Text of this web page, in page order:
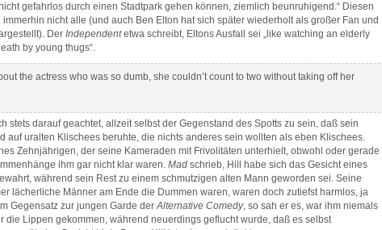
gefahrlos durch einen Stadtpark gehen können, ziemlich beunruhigend.“ Diesen
nicht alle (und auch Ben Elton hat sich später wiederholt als großer Fan und
Der Independentetwa schreibt, Eltons Ausfall sei „like watching an elderly
by young thugs“.
the actress who was so dumb, she couldn’t count to two without taking off her
stets darauf geachtet, allzeit selbst der Gegenstand des Spotts zu sein, daß sein
auf uralten Klischees beruhte, die nichts anderes sein wollten als eben Klischees.
Zehnjährigen, der seine Kameraden mit Frivolitäten unterhielt, obwohl oder gerade
ihm gar nicht klar waren. Mad schrieb, Hill habe sich das Gesicht eines
während sein Rest zu einem schmutzigen alten Mann geworden sei. Seine
lächerliche Männer am Ende die Dummen waren, waren doch zutiefst harmlos, ja
Gegensatz zur jungen Garde derAlternative Comedy, so sah er es, war ihm niemals
die Lippen gekommen, während neuerdings geflucht wurde, daß es selbst